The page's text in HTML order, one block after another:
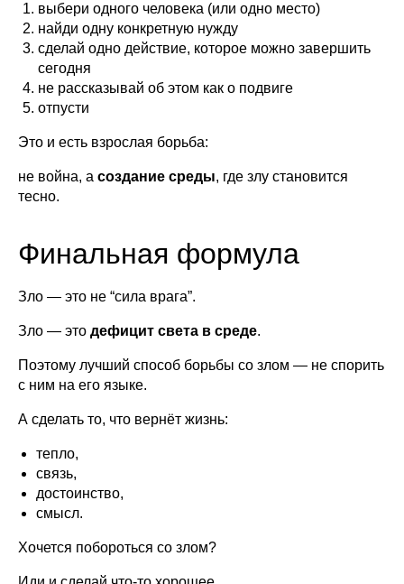
выбери одного человека (или одно место)
найди одну конкретную нужду
сделай одно действие, которое можно завершить
сегодня
не рассказывай об этом как о подвиге
отпусти
Это и есть взрослая борьба:
не война, а создание среды, где злу становится
тесно.
Финальная формула
Зло — это не “сила врага”.
Зло — это дефицит света в среде.
Поэтому лучший способ борьбы со злом — не спорить
с ним на его языке.
А сделать то, что вернёт жизнь:
тепло,
связь,
достоинство,
смысл.
Хочется побороться со злом?